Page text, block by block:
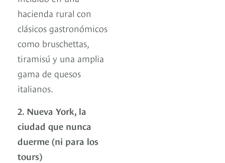
hacienda rural con
clásicos gastronómicos
como bruschettas,
tiramisú y una amplia
gama de quesos
italianos.
2. Nueva York, la
ciudad que nunca
duerme (ni para los
tours)